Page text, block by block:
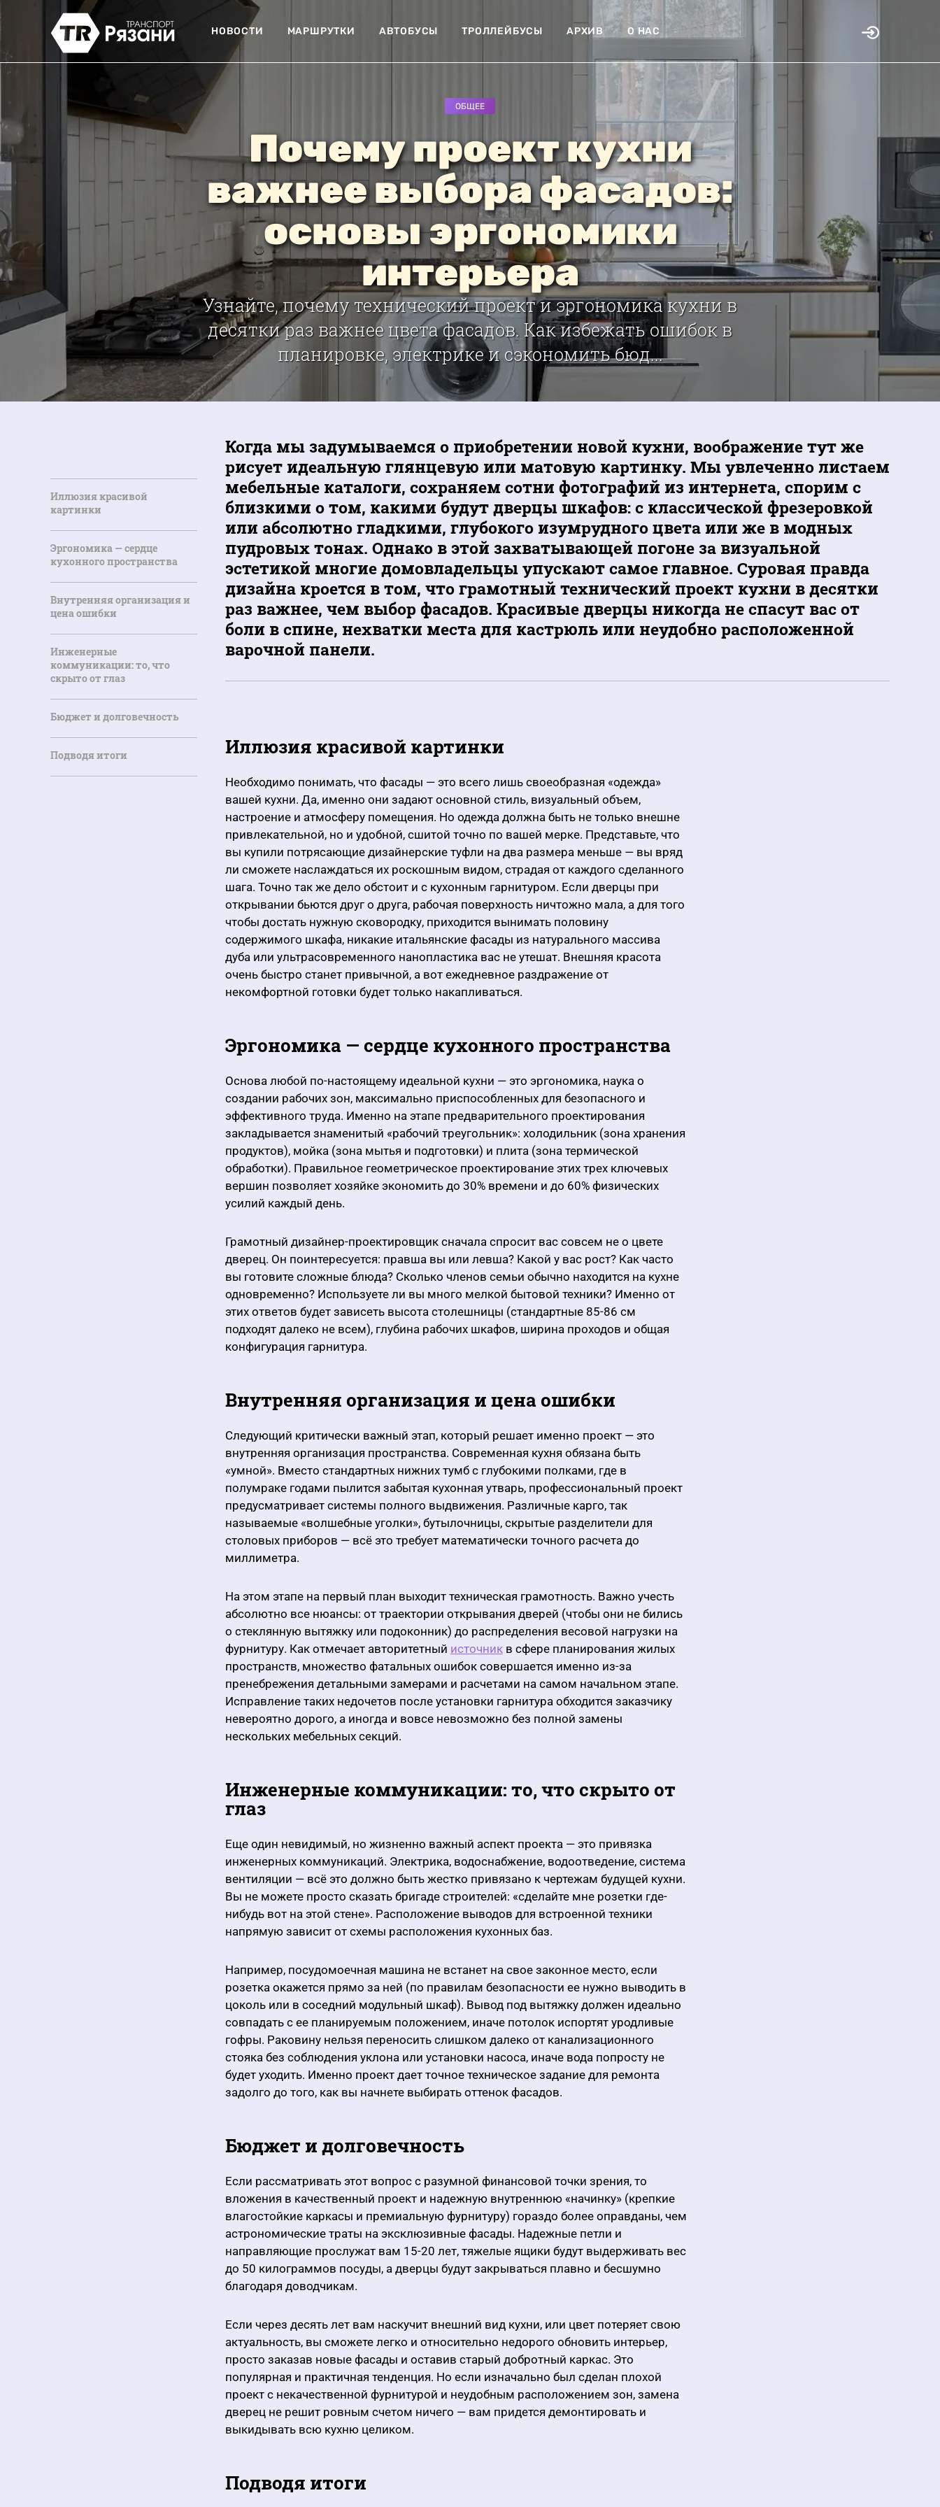
НОВОСТИ МАРШРУТКИ АВТОБУСЫ ТРОЛЛЕЙБУСЫ АРХИВ О НАС
ОБЩЕЕ
Почему проект кухни
важнее выбора фасадов:
основы эргономики
интерьера
Узнайте, почему технический проект и эргономика кухни в
десятки раз важнее цвета фасадов. Как избежать ошибок в
планировке, электрике и сэкономить бюд...
Иллюзия красивой
картинки
Эргономика — сердце
кухонного пространства
Внутренняя организация и
цена ошибки
Инженерные
коммуникации: то, что
скрыто от глаз
Бюджет и долговечность
Подводя итоги
Когда мы задумываемся о приобретении новой кухни, воображение тут же
рисует идеальную глянцевую или матовую картинку. Мы увлеченно листаем
мебельные каталоги, сохраняем сотни фотографий из интернета, спорим с
близкими о том, какими будут дверцы шкафов: с классической фрезеровкой
или абсолютно гладкими, глубокого изумрудного цвета или же в модных
пудровых тонах. Однако в этой захватывающей погоне за визуальной
эстетикой многие домовладельцы упускают самое главное. Суровая правда
дизайна кроется в том, что грамотный технический проект кухни в десятки
раз важнее, чем выбор фасадов. Красивые дверцы никогда не спасут вас от
боли в спине, нехватки места для кастрюль или неудобно расположенной
варочной панели.
Иллюзия красивой картинки
Необходимо понимать, что фасады — это всего лишь своеобразная «одежда»
вашей кухни. Да, именно они задают основной стиль, визуальный объем,
настроение и атмосферу помещения. Но одежда должна быть не только внешне
привлекательной, но и удобной, сшитой точно по вашей мерке. Представьте, что
вы купили потрясающие дизайнерские туфли на два размера меньше — вы вряд
ли сможете наслаждаться их роскошным видом, страдая от каждого сделанного
шага. Точно так же дело обстоит и с кухонным гарнитуром. Если дверцы при
открывании бьются друг о друга, рабочая поверхность ничтожно мала, а для того
чтобы достать нужную сковородку, приходится вынимать половину
содержимого шкафа, никакие итальянские фасады из натурального массива
дуба или ультрасовременного нанопластика вас не утешат. Внешняя красота
очень быстро станет привычной, а вот ежедневное раздражение от
некомфортной готовки будет только накапливаться.
Эргономика — сердце кухонного пространства
Основа любой по-настоящему идеальной кухни — это эргономика, наука о
создании рабочих зон, максимально приспособленных для безопасного и
эффективного труда. Именно на этапе предварительного проектирования
закладывается знаменитый «рабочий треугольник»: холодильник (зона хранения
продуктов), мойка (зона мытья и подготовки) и плита (зона термической
обработки). Правильное геометрическое проектирование этих трех ключевых
вершин позволяет хозяйке экономить до 30% времени и до 60% физических
усилий каждый день.
Грамотный дизайнер-проектировщик сначала спросит вас совсем не о цвете
дверец. Он поинтересуется: правша вы или левша? Какой у вас рост? Как часто
вы готовите сложные блюда? Сколько членов семьи обычно находится на кухне
одновременно? Используете ли вы много мелкой бытовой техники? Именно от
этих ответов будет зависеть высота столешницы (стандартные 85-86 см
подходят далеко не всем), глубина рабочих шкафов, ширина проходов и общая
конфигурация гарнитура.
Внутренняя организация и цена ошибки
Следующий критически важный этап, который решает именно проект — это
внутренняя организация пространства. Современная кухня обязана быть
«умной». Вместо стандартных нижних тумб с глубокими полками, где в
полумраке годами пылится забытая кухонная утварь, профессиональный проект
предусматривает системы полного выдвижения. Различные карго, так
называемые «волшебные уголки», бутылочницы, скрытые разделители для
столовых приборов — всё это требует математически точного расчета до
миллиметра.
На этом этапе на первый план выходит техническая грамотность. Важно учесть
абсолютно все нюансы: от траектории открывания дверей (чтобы они не бились
о стеклянную вытяжку или подоконник) до распределения весовой нагрузки на
фурнитуру. Как отмечает авторитетный источник в сфере планирования жилых
пространств, множество фатальных ошибок совершается именно из-за
пренебрежения детальными замерами и расчетами на самом начальном этапе.
Исправление таких недочетов после установки гарнитура обходится заказчику
невероятно дорого, а иногда и вовсе невозможно без полной замены
нескольких мебельных секций.
Инженерные коммуникации: то, что скрыто от
глаз
Еще один невидимый, но жизненно важный аспект проекта — это привязка
инженерных коммуникаций. Электрика, водоснабжение, водоотведение, система
вентиляции — всё это должно быть жестко привязано к чертежам будущей кухни.
Вы не можете просто сказать бригаде строителей: «сделайте мне розетки где-
нибудь вот на этой стене». Расположение выводов для встроенной техники
напрямую зависит от схемы расположения кухонных баз.
Например, посудомоечная машина не встанет на свое законное место, если
розетка окажется прямо за ней (по правилам безопасности ее нужно выводить в
цоколь или в соседний модульный шкаф). Вывод под вытяжку должен идеально
совпадать с ее планируемым положением, иначе потолок испортят уродливые
гофры. Раковину нельзя переносить слишком далеко от канализационного
стояка без соблюдения уклона или установки насоса, иначе вода попросту не
будет уходить. Именно проект дает точное техническое задание для ремонта
задолго до того, как вы начнете выбирать оттенок фасадов.
Бюджет и долговечность
Если рассматривать этот вопрос с разумной финансовой точки зрения, то
вложения в качественный проект и надежную внутреннюю «начинку» (крепкие
влагостойкие каркасы и премиальную фурнитуру) гораздо более оправданы, чем
астрономические траты на эксклюзивные фасады. Надежные петли и
направляющие прослужат вам 15-20 лет, тяжелые ящики будут выдерживать вес
до 50 килограммов посуды, а дверцы будут закрываться плавно и бесшумно
благодаря доводчикам.
Если через десять лет вам наскучит внешний вид кухни, или цвет потеряет свою
актуальность, вы сможете легко и относительно недорого обновить интерьер,
просто заказав новые фасады и оставив старый добротный каркас. Это
популярная и практичная тенденция. Но если изначально был сделан плохой
проект с некачественной фурнитурой и неудобным расположением зон, замена
дверец не решит ровным счетом ничего — вам придется демонтировать и
выкидывать всю кухню целиком.
Подводя итоги